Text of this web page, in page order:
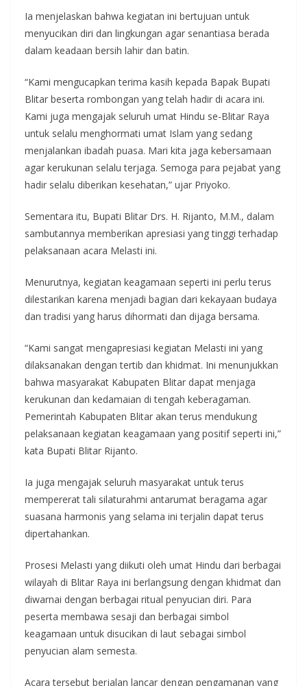
Ia menjelaskan bahwa kegiatan ini bertujuan untuk
menyucikan diri dan lingkungan agar senantiasa berada
dalam keadaan bersih lahir dan batin.
“Kami mengucapkan terima kasih kepada Bapak Bupati
Blitar beserta rombongan yang telah hadir di acara ini.
Kami juga mengajak seluruh umat Hindu se-Blitar Raya
untuk selalu menghormati umat Islam yang sedang
menjalankan ibadah puasa. Mari kita jaga kebersamaan
agar kerukunan selalu terjaga. Semoga para pejabat yang
hadir selalu diberikan kesehatan,” ujar Priyoko.
Sementara itu, Bupati Blitar Drs. H. Rijanto, M.M., dalam
sambutannya memberikan apresiasi yang tinggi terhadap
pelaksanaan acara Melasti ini.
Menurutnya, kegiatan keagamaan seperti ini perlu terus
dilestarikan karena menjadi bagian dari kekayaan budaya
dan tradisi yang harus dihormati dan dijaga bersama.
“Kami sangat mengapresiasi kegiatan Melasti ini yang
dilaksanakan dengan tertib dan khidmat. Ini menunjukkan
bahwa masyarakat Kabupaten Blitar dapat menjaga
kerukunan dan kedamaian di tengah keberagaman.
Pemerintah Kabupaten Blitar akan terus mendukung
pelaksanaan kegiatan keagamaan yang positif seperti ini,”
kata Bupati Blitar Rijanto.
Ia juga mengajak seluruh masyarakat untuk terus
mempererat tali silaturahmi antarumat beragama agar
suasana harmonis yang selama ini terjalin dapat terus
dipertahankan.
Prosesi Melasti yang diikuti oleh umat Hindu dari berbagai
wilayah di Blitar Raya ini berlangsung dengan khidmat dan
diwarnai dengan berbagai ritual penyucian diri. Para
peserta membawa sesaji dan berbagai simbol
keagamaan untuk disucikan di laut sebagai simbol
penyucian alam semesta.
Acara tersebut berjalan lancar dengan pengamanan yang